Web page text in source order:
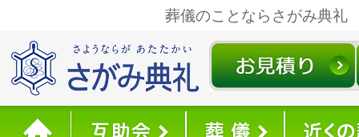
葬儀のことならさがみ典礼